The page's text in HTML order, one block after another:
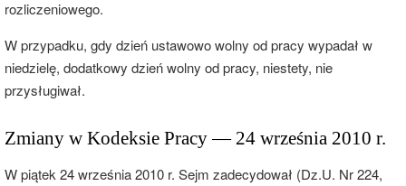
rozliczeniowego.
W przypadku, gdy dzień ustawowo wolny od pracy wypadał w
niedzielę, dodatkowy dzień wolny od pracy, niestety, nie
przysługiwał.
Zmiany w Kodeksie Pracy — 24 września 2010 r.
W piątek 24 września 2010 r. Sejm zadecydował (Dz.U. Nr 224,